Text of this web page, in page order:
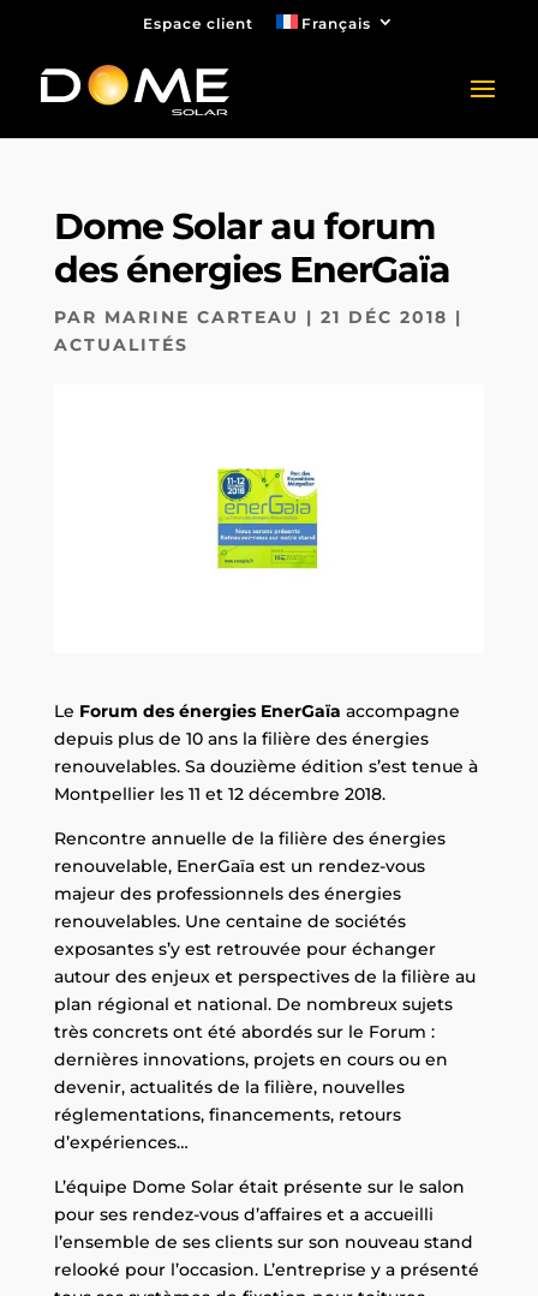
Espace client Français
Dome Solar au forum
des énergies EnerGaïa
PAR MARINE CARTEAU | 21 DÉC 2018 |
ACTUALITÉS
Le Forum des énergies EnerGaïa accompagne
depuis plus de 10 ans la filière des énergies
renouvelables. Sa douzième édition s’est tenue à
Montpellier les 11 et 12 décembre 2018.
Rencontre annuelle de la filière des énergies
renouvelable, EnerGaïa est un rendez-vous
majeur des professionnels des énergies
renouvelables. Une centaine de sociétés
exposantes s’y est retrouvée pour échanger
autour des enjeux et perspectives de la filière au
plan régional et national. De nombreux sujets
très concrets ont été abordés sur le Forum :
dernières innovations, projets en cours ou en
devenir, actualités de la filière, nouvelles
réglementations, financements, retours
d’expériences…
L’équipe Dome Solar était présente sur le salon
pour ses rendez-vous d’affaires et a accueilli
l’ensemble de ses clients sur son nouveau stand
relooké pour l’occasion. L’entreprise y a présenté